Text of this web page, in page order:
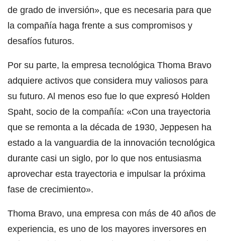
de grado de inversión», que es necesaria para que
la compañía haga frente a sus compromisos y
desafíos futuros.
Por su parte, la empresa tecnológica Thoma Bravo
adquiere activos que considera muy valiosos para
su futuro. Al menos eso fue lo que expresó Holden
Spaht, socio de la compañía: «Con una trayectoria
que se remonta a la década de 1930, Jeppesen ha
estado a la vanguardia de la innovación tecnológica
durante casi un siglo, por lo que nos entusiasma
aprovechar esta trayectoria e impulsar la próxima
fase de crecimiento».
Thoma Bravo, una empresa con más de 40 años de
experiencia, es uno de los mayores inversores en